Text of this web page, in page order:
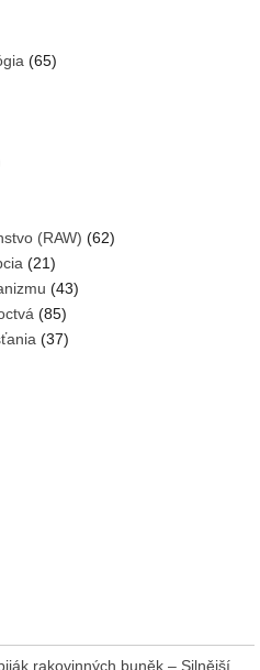
(65)
(RAW) (62)
(21)
(43)
(85)
(37)
rakovinných buněk – Silnější